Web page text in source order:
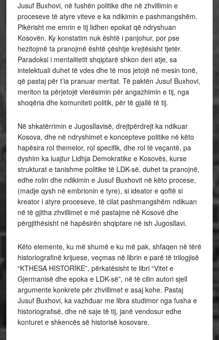
Jusuf Buxhovi, në fushën politike dhe në zhvillimin e
proceseve të atyre viteve e ka ndikimin e pashmangshëm.
Pikërisht me emrin e tij lidhen epokat që ndryshuan
Kosovën. Ky konstatim nuk është i panjohur, por pse
hezitojmë ta pranojmë është çështje krejtësisht tjetër.
Paradoksi i mentalitetit shqiptarë shkon deri atje, sa
intelektuali duhet të vdes dhe të mos jetojë në mesin tonë,
që pastaj për t’ia pranuar meritat. Të paktën Jusuf Buxhovi,
meriton ta përjetojë vlerësimin për angazhimin e tij, nga
shoqëria dhe komuniteti politik, për të gjallë të tij.
Në shkatërrimin e Jugosllavisë, drejtpërdrejt ka ndikuar
Kosova, dhe në ndryshimet e koncepteve politike në këto
hapësira rol themelor, rol specifik, dhe rol të veçantë, pa
dyshim ka luajtur Lidhja Demokratike e Kosovës, kurse
strukturat e tanishme politike të LDK-së, duhet ta pranojnë,
edhe rolin dhe ndikimin e Jusuf Buxhovit në këto procese,
(madje qysh në embrionin e tyre), si ideator e qoftë si
kreator i atyre proceseve, të cilat pashmangshëm ndikuan
në të gjitha zhvillimet e më pastajme në Kosovë dhe
përgjithësisht në hapësirën shqiptare në ish Jugosllavi.
Këto elemente, ku më shumë e ku më pak, shfaqen në tërë
historiografinë krijuese, veçmas në librin e parë të trilogjisë
“KTHESA HISTORIKE”, përkatësisht te libri “Vitet e
Gjermanisë dhe epoka e LDK-së”, në të cilin autori sjell
argumente konkrete për zhvillimet e asaj kohe. Pastaj
Jusuf Buxhovi, ka vazhduar me libra studimor nga fusha e
historiografisë, dhe në saje të tij, janë vendosur edhe
konturet e shkencës së historisë kosovare.